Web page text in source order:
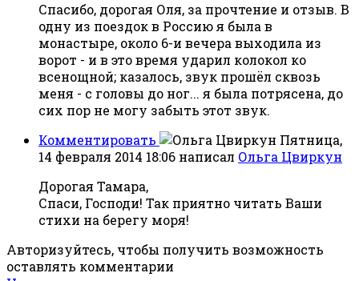
Спасибо, дорогая Оля, за прочтение и отзыв. В
одну из поездок в Россию я была в
монастыре, около 6-и вечера выходила из
ворот - и в это время ударил колокол ко
всенощной; казалось, звук прошёл сквозь
меня - с головы до ног... я была потрясена, до
сих пор не могу забыть этот звук.
Комментировать
Пятница,
14 февраля 2014 18:06 написал Ольга Цвиркун
Дорогая Тамара,
Спаси, Господи! Так приятно читать Ваши
стихи на берегу моря!
Авторизуйтесь, чтобы получить возможность
оставлять комментарии